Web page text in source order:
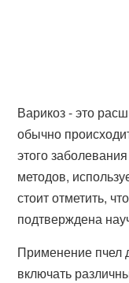
Варикоз - это
обычно
этого
методов,
стоит отметить,
подтверждена
Применение пчел
включать